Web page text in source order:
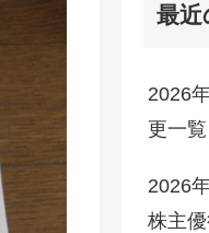
最近
2026
更一覧
2026
株主